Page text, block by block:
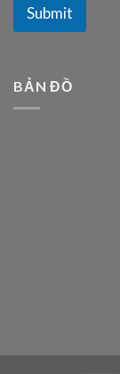
Submit
BẢN ĐỒ